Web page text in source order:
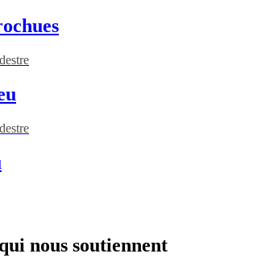
nous soutiennent